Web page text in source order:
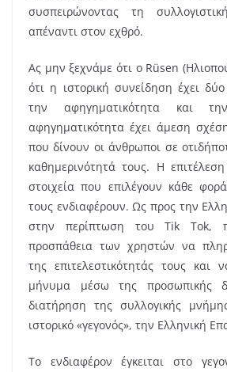
συσπειρώνοντας τη
απέναντι στον εχθρό.
Ας μην ξεχνάμε ότι ο Rüsen
ότι η ιστορική συνείδηση έχει
την αφηγηματικότητα και
αφηγηματικότητα έχει άμεση
που δίνουν οι άνθρωποι σε
καθημερινότητά τους. Η
στοιχεία που επιλέγουν κάθε
τους ενδιαφέρουν. Ως προς την
στην περίπτωση του Tik Tok,
προσπάθεια των χρηστών να
της επιτελεστικότητάς τους και
μήνυμα μέσω της προσωπικής
διατήρηση της συλλογικής
ιστορικό «γεγονός», την Ελληνική
Το ενδιαφέρον έγκειται στο